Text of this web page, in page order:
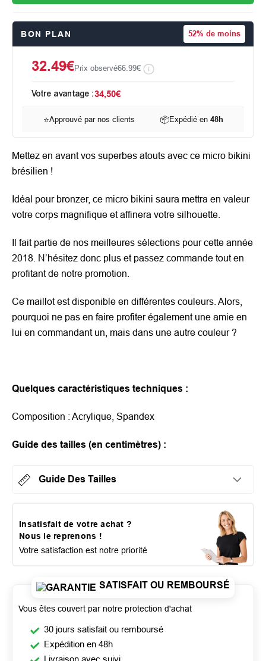
BON PLAN 52% de moins
32.49€Prix observé66.99€
Votre avantage :34,50€
⭐Approuvé par nos clients 📦Expédié en 48h
Mettez en avant vos superbes atouts avec ce micro bikini
brésilien !
Idéal pour bronzer, ce micro bikini saura mettra en valeur
votre corps magnifique et affinera votre silhouette.
Il fait partie de nos meilleures sélections pour cette année
2018. N’hésitez donc plus et passez commande tout en
profitant de notre promotion.
Ce maillot est disponible en différentes couleurs. Alors,
pourquoi ne pas en faire profiter également une amie en
lui en commandant un, mais dans une autre couleur ?
Quelques caractéristiques techniques :
Composition : Acrylique, Spandex
Guide des tailles (en centimètres) :
Guide Des Tailles
Insatisfait de votre achat ?
Nous le reprenons !
Votre satisfaction est notre priorité
SATISFAIT OU REMBOURSÉ
Vous êtes couvert par notre protection d'achat
30 jours satisfait ou remboursé
Expédition en 48h